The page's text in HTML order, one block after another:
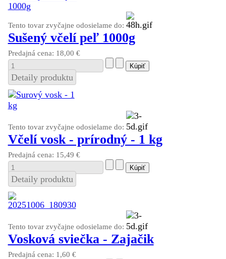
Tento tovar zvyčajne odosielame do:
Sušený včelí peľ 1000g
Predajná cena: 18,00 €
Detaily produktu
Tento tovar zvyčajne odosielame do:
Včelí vosk - prírodný - 1 kg
Predajná cena: 15,49 €
Detaily produktu
Tento tovar zvyčajne odosielame do:
Vosková sviečka - Zajačik
Predajná cena: 1,60 €